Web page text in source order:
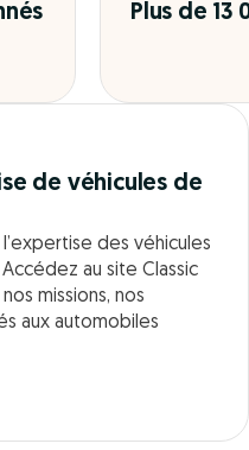
Plus de 13
de véhicules de
des véhicules
au site Classic
missions, nos
aux automobiles